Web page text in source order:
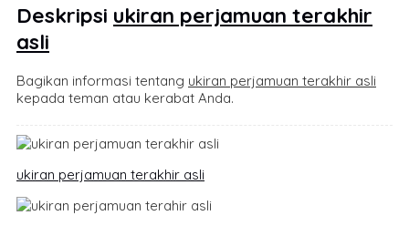
Deskripsi ukiran perjamuan terakhir
asli
Bagikan informasi tentang ukiran perjamuan terakhir asli
kepada teman atau kerabat Anda.
ukiran perjamuan terakhir asli